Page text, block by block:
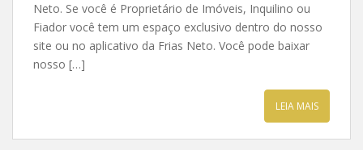
Neto. Se você é Proprietário de Imóveis, Inquilino ou
Fiador você tem um espaço exclusivo dentro do nosso
site ou no aplicativo da Frias Neto. Você pode baixar
nosso […]
LEIA MAIS